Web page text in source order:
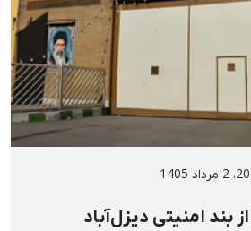
1405
بند امنیتی دیزل‌آباد